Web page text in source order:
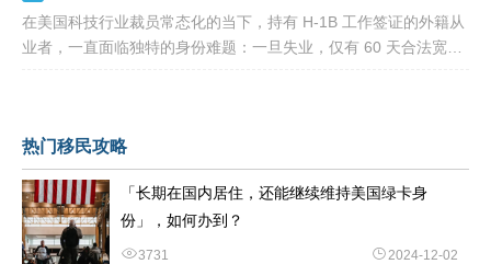
在美国科技行业裁员常态化的当下，持有 H-1B 工作签证的外籍从
业者，一直面临独特的身份难题：一旦失业，仅有 60 天合法宽限
热门移民攻略
「长期在国内居住，还能继续维持美国绿卡身
份」，如何办到？
3731 2024-12-02